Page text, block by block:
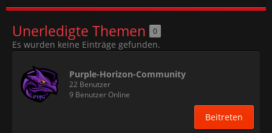
Unerledigte Themen 0
Es wurden keine Einträge gefunden.
Purple-Horizon-Community
22 Benutzer
9 Benutzer Online
Beitreten